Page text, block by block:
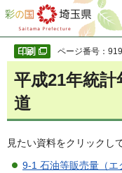
彩の国 埼玉県
ページ番号：
平成21年統
道
見たい資料をクリックし
9-1 石油等販売量（エ